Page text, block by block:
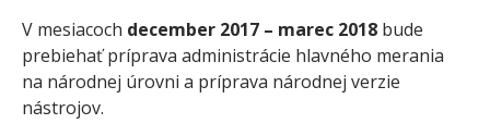
V mesiacoch december 2017 – marec 2018 bude
prebiehať príprava administrácie hlavného merania
na národnej úrovni a príprava národnej verzie
nástrojov.